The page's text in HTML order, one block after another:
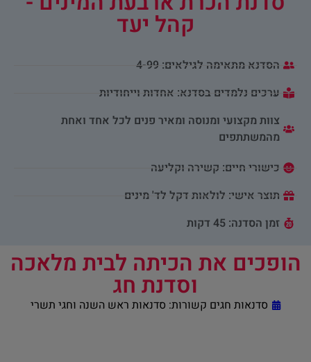
קהל יעד
הסדנא מתאימה לגילאים: 4-99
ערכים נלמדים בסדנא: אחדות וייחודיות
צוות מקצועי ומנוסה ומאיר פנים לכל אחד ואחת
מהמשתתפים
כישורי חיים: קשירה וקליעה
תוצר אישי: לולאות דקל לד' מינים
זמן הסדנה: 45 דקות
הופכים את הכיתה לבית מלאכה
וסדנת חג
סדנאות חגים קשורות: סדנאות ראש השנה וחגי תשרי